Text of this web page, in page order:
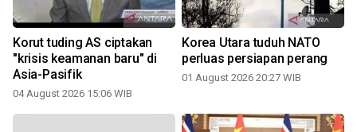
Korut tuding AS ciptakan
"krisis keamanan baru" di
Asia-Pasifik
04 August 2026 15:06 WIB
Korea Utara tuduh NATO
perluas persiapan perang
01 August 2026 20:27 WIB